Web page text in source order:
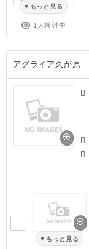
もっと見る
1人検討中
アグライア久が原
もっと見る